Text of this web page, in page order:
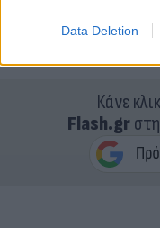
Data Deletion
Κάνε
Flash.gr